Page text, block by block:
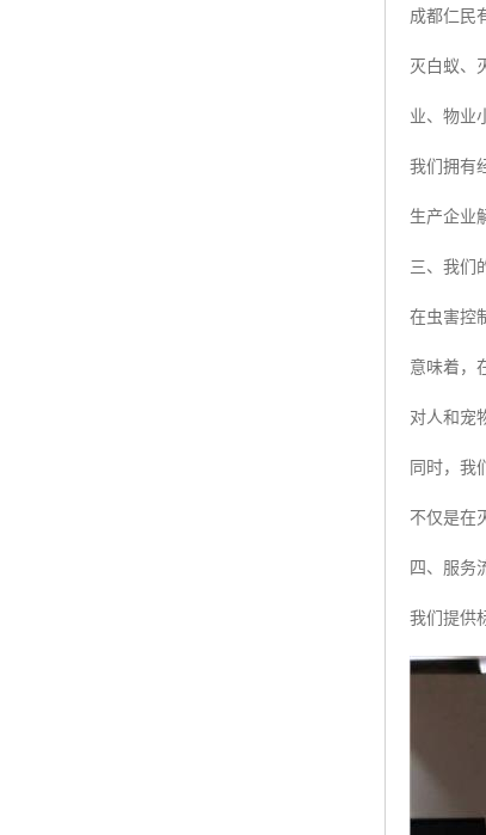
成都仁民
灭白蚁、
业、物业
我们拥有
生产企业
三、我们
在虫害控
意味着，
对人和宠
同时，我
不仅是在
四、服务
我们提供